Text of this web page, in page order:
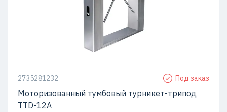
2735281232 Под заказ
Моторизованный тумбовый турникет-трипод
TTD-12A